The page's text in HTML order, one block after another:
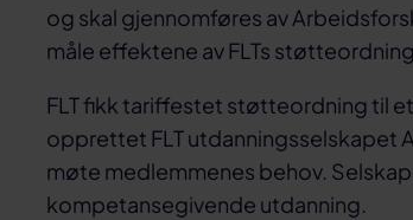
og skal gjennomføres av
måle effektene av FLTs
FLT fikk tariffestet støtteordning til
opprettet FLT utdanningsselskapet
møte medlemmenes behov.
kompetansegivende utdanning.